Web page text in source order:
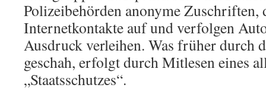
Polizeibehörden anonyme Zuschriften,
Internetkontakte auf und verfolgen
Ausdruck verleihen. Was früher durch
geschah, erfolgt durch Mitlesen eines
„Staatsschutzes“.